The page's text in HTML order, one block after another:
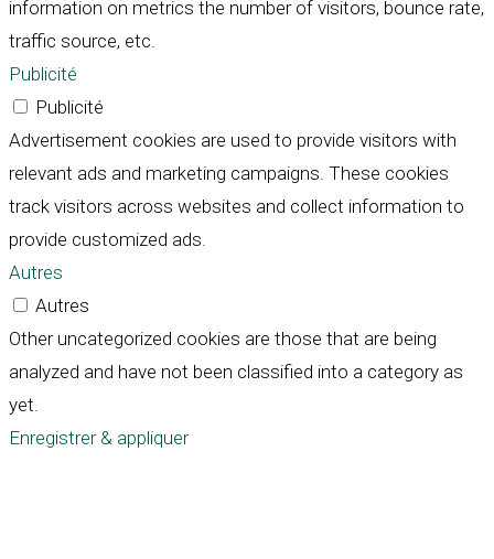
information on metrics the number of visitors, bounce rate,
traffic source, etc.
Publicité
Publicité
Advertisement cookies are used to provide visitors with
relevant ads and marketing campaigns. These cookies
track visitors across websites and collect information to
provide customized ads.
Autres
Autres
Other uncategorized cookies are those that are being
analyzed and have not been classified into a category as
yet.
Enregistrer & appliquer